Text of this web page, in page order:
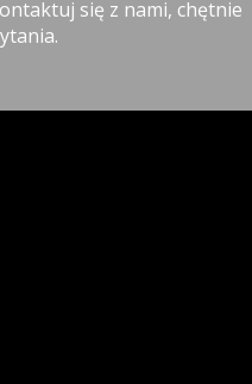
się z nami, chętnie